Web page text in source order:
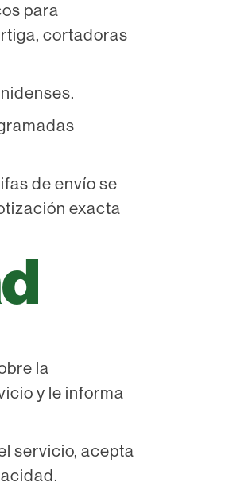
para
cortadoras
de envío se
exacta
la
y le informa
servicio, acepta